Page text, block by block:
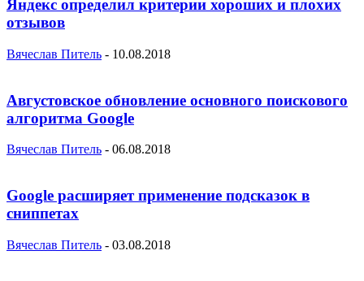
Яндекс определил критерии хороших и плохих
отзывов
Вячеслав Питель - 10.08.2018
Августовское обновление основного поискового
алгоритма Google
Вячеслав Питель - 06.08.2018
Google расширяет применение подсказок в
сниппетах
Вячеслав Питель - 03.08.2018